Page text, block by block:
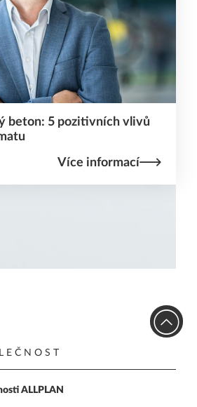
beton: 5 pozitivních vlivů
Více informací
ALLPLAN